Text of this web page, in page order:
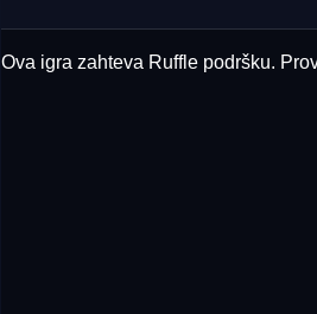
Ova igra zahteva Ruffle podršku.